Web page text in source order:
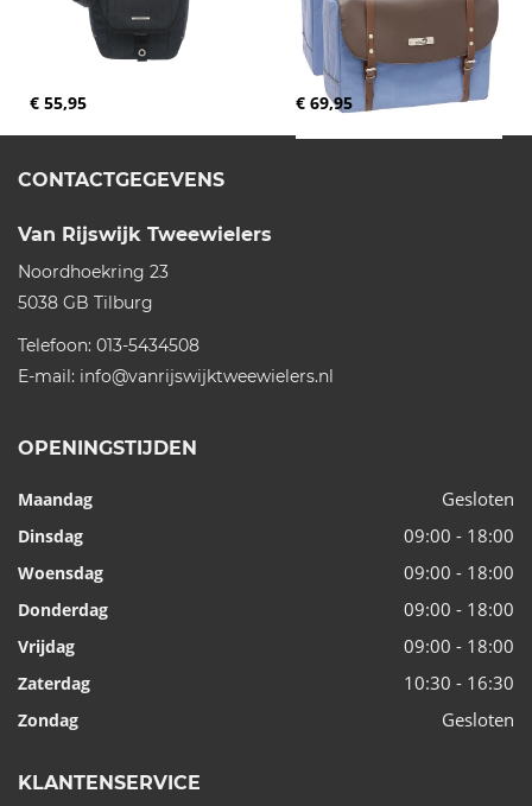
€ 55,95 € 69,95
CONTACTGEGEVENS
Van Rijswijk Tweewielers
Noordhoekring 23
5038 GB Tilburg
Telefoon: 013-5434508
E-mail: info@vanrijswijktweewielers.nl
OPENINGSTIJDEN
Maandag Gesloten
Dinsdag 09:00 - 18:00
Woensdag 09:00 - 18:00
Donderdag 09:00 - 18:00
Vrijdag 09:00 - 18:00
Zaterdag 10:30 - 16:30
Zondag Gesloten
KLANTENSERVICE